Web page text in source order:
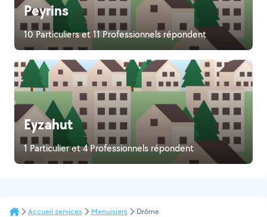
Peyrins
10 Particuliers et 11 Professionnels répondent
Eyzahut
1 Particulier et 4 Professionnels répondent
Accueil services Menuisiers Drôme